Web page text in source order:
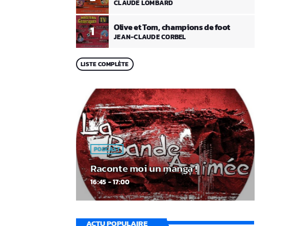
1 Olive et Tom, champions de foot
JEAN-CLAUDE CORBEL
CLAUDE LOMBARD
LISTE COMPLÈTE
PODCAST
Raconte moi un manga !
16:45 - 17:00
ACTU POPULAIRE